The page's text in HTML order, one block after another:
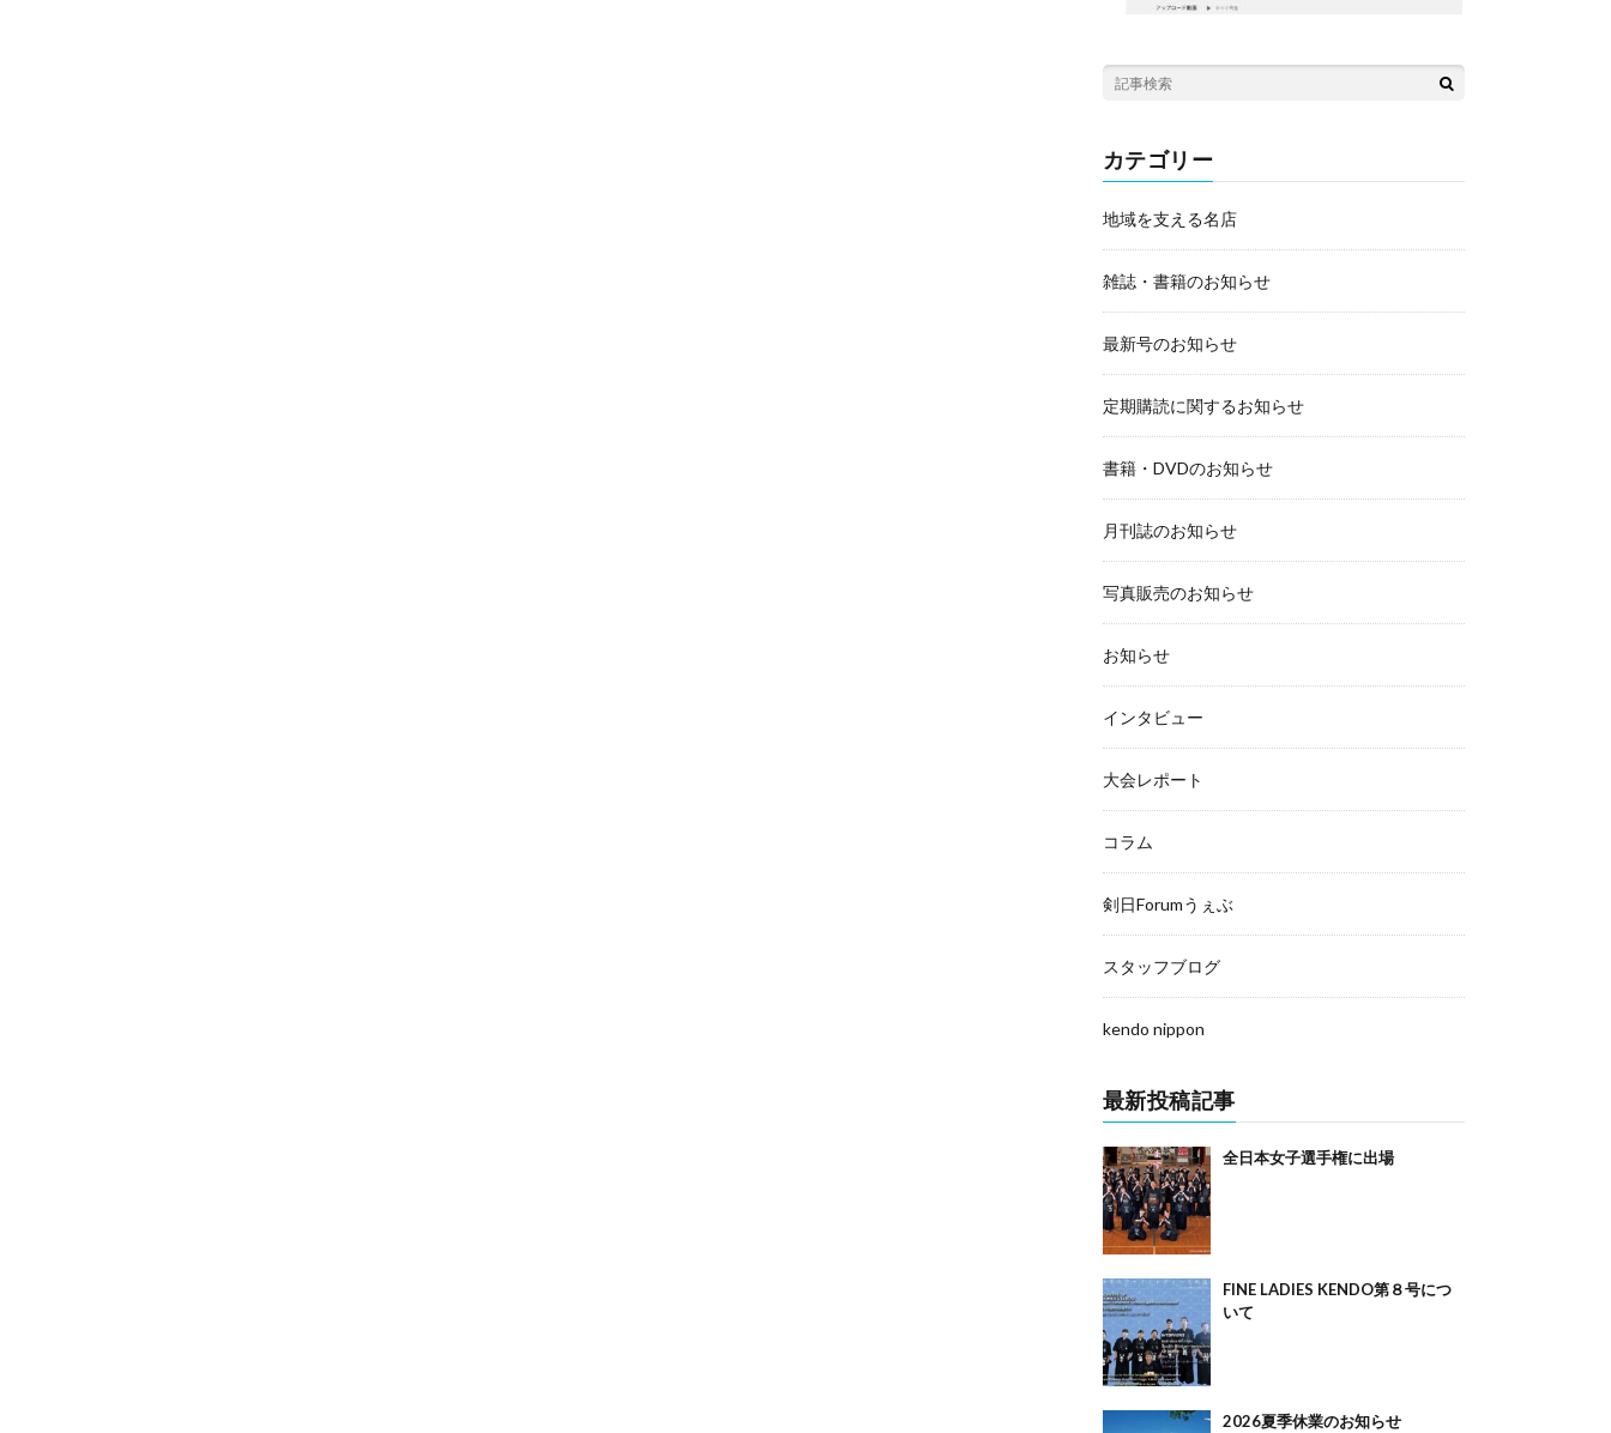
カテゴリー
地域を支える名店
雑誌・書籍のお知らせ
最新号のお知らせ
定期購読に関するお知らせ
書籍・DVDのお知らせ
月刊誌のお知らせ
写真販売のお知らせ
お知らせ
インタビュー
大会レポート
コラム
剣日Forumうぇぶ
スタッフブログ
kendo nippon
最新投稿記事
全日本女子選手権に出場
FINE LADIES KENDO第８号につ
いて
2026夏季休業のお知らせ